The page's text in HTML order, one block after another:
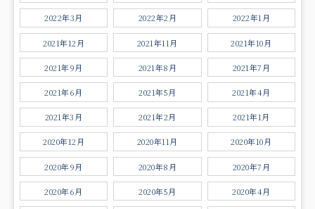
2022年3月 2022年2月 2022年1月
2021年12月 2021年11月 2021年10月
2021年9月 2021年8月 2021年7月
2021年6月 2021年5月 2021年4月
2021年3月 2021年2月 2021年1月
2020年12月 2020年11月 2020年10月
2020年9月 2020年8月 2020年7月
2020年6月 2020年5月 2020年4月